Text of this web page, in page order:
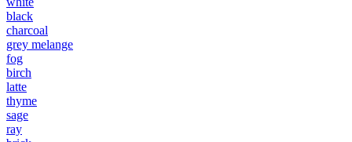
black
charcoal
grey melange
fog
birch
latte
thyme
sage
ray